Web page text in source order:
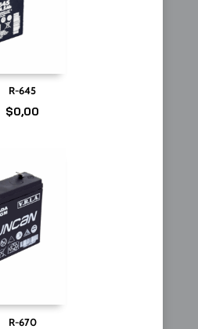
R-645
$0,00
R-670